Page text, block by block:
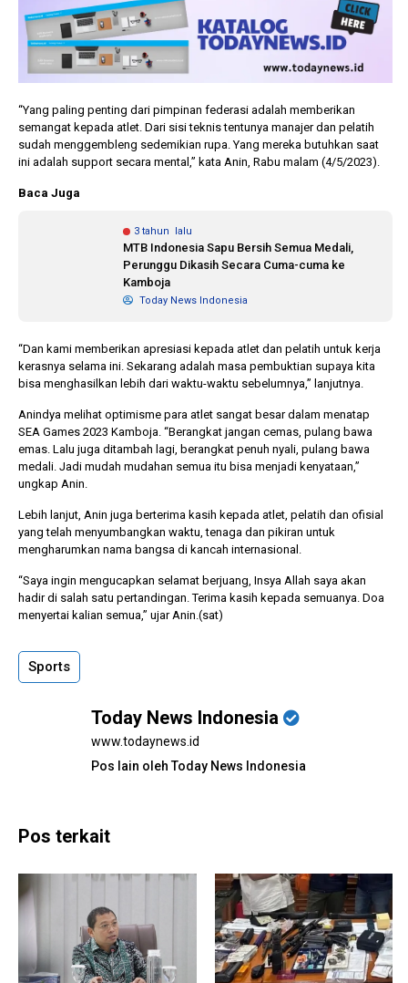
“Yang paling penting dari pimpinan federasi adalah memberikan
semangat kepada atlet. Dari sisi teknis tentunya manajer dan pelatih
sudah menggembleng sedemikian rupa. Yang mereka butuhkan saat
ini adalah support secara mental,” kata Anin, Rabu malam (4/5/2023).
Baca Juga
3 tahun lalu
MTB Indonesia Sapu Bersih Semua Medali,
Perunggu Dikasih Secara Cuma-cuma ke
Kamboja
Today News Indonesia
“Dan kami memberikan apresiasi kepada atlet dan pelatih untuk kerja
kerasnya selama ini. Sekarang adalah masa pembuktian supaya kita
bisa menghasilkan lebih dari waktu-waktu sebelumnya,” lanjutnya.
Anindya melihat optimisme para atlet sangat besar dalam menatap
SEA Games 2023 Kamboja. “Berangkat jangan cemas, pulang bawa
emas. Lalu juga ditambah lagi, berangkat penuh nyali, pulang bawa
medali. Jadi mudah mudahan semua itu bisa menjadi kenyataan,”
ungkap Anin.
Lebih lanjut, Anin juga berterima kasih kepada atlet, pelatih dan ofisial
yang telah menyumbangkan waktu, tenaga dan pikiran untuk
mengharumkan nama bangsa di kancah internasional.
“Saya ingin mengucapkan selamat berjuang, Insya Allah saya akan
hadir di salah satu pertandingan. Terima kasih kepada semuanya. Doa
menyertai kalian semua,” ujar Anin.(sat)
Sports
Today News Indonesia
www.todaynews.id
Pos lain oleh Today News Indonesia
Pos terkait